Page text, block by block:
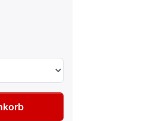
NH575M Thunder Grey met